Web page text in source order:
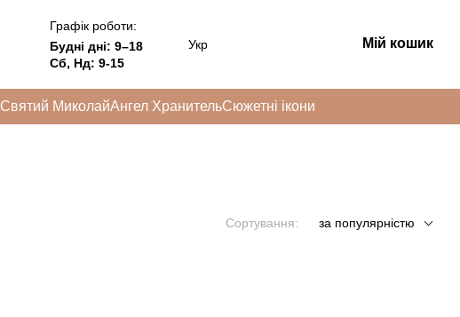
Графік роботи:
Будні дні: 9–18
Сб, Нд: 9-15
Укр Мій кошик
Святий МиколайАнгел ХранительСюжетні ікони
Сортування: за популярністю